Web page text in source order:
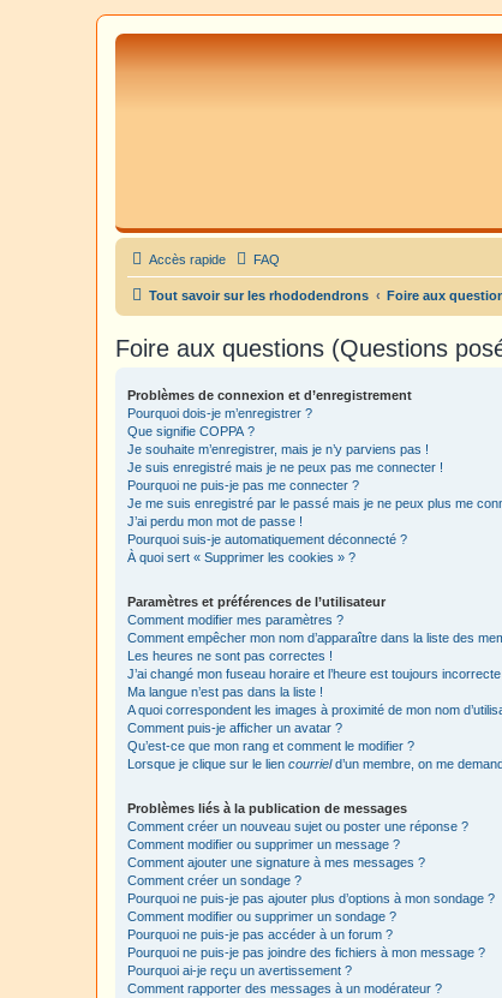
Accès rapide FAQ
Tout savoir sur les rhododendrons Foire aux
Foire aux questions (Questions
Problèmes de connexion et d’enregistrement
Pourquoi dois-je m’enregistrer ?
Que signifie COPPA ?
Je souhaite m’enregistrer, mais je n’y parviens pas !
Je suis enregistré mais je ne peux pas me connecter !
Pourquoi ne puis-je pas me connecter ?
Je me suis enregistré par le passé mais je ne peux plus me
J’ai perdu mon mot de passe !
Pourquoi suis-je automatiquement déconnecté ?
À quoi sert « Supprimer les cookies » ?
Paramètres et préférences de l’utilisateur
Comment modifier mes paramètres ?
Comment empêcher mon nom d’apparaître dans la liste des
Les heures ne sont pas correctes !
J’ai changé mon fuseau horaire et l’heure est toujours incorrecte
Ma langue n’est pas dans la liste !
A quoi correspondent les images à proximité de mon nom
Comment puis-je afficher un avatar ?
Qu’est-ce que mon rang et comment le modifier ?
Lorsque je clique sur le lien courrield’un membre, on me
Problèmes liés à la publication de messages
Comment créer un nouveau sujet ou poster une réponse ?
Comment modifier ou supprimer un message ?
Comment ajouter une signature à mes messages ?
Comment créer un sondage ?
Pourquoi ne puis-je pas ajouter plus d’options à mon sondage ?
Comment modifier ou supprimer un sondage ?
Pourquoi ne puis-je pas accéder à un forum ?
Pourquoi ne puis-je pas joindre des fichiers à mon message ?
Pourquoi ai-je reçu un avertissement ?
Comment rapporter des messages à un modérateur ?